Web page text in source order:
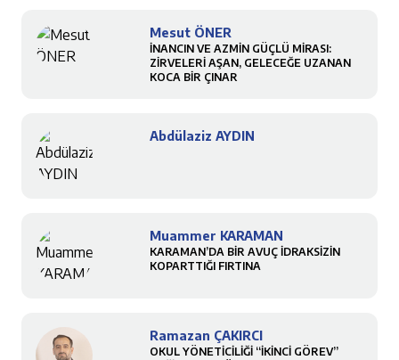
Mesut ÖNER
İNANCIN VE AZMİN GÜÇLÜ MİRASI:
ZİRVELERİ AŞAN, GELECEĞE UZANAN
KOCA BİR ÇINAR
Abdülaziz AYDIN
Muammer KARAMAN
KARAMAN’DA BİR AVUÇ İDRAKSİZİN
KOPARTTIĞI FIRTINA
Ramazan ÇAKIRCI
OKUL YÖNETİCİLİĞİ “İKİNCİ GÖREV”